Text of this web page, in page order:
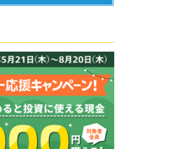
回期限前償還
スクは!? 買い
を徹底解説!!
どうも、メカです。
が個人向けに42回目
【想定利回り